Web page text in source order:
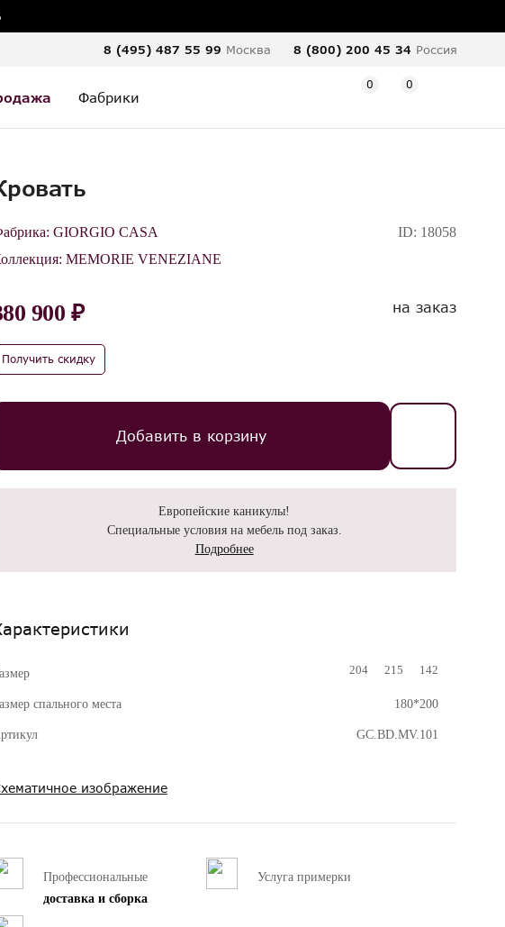
8 (495) 487 55 99 Москва 8 (800) 200 45 34 Россия
Фабрики
0 0
GIORGIO CASA
MEMORIE VENEZIANE
ID: 18058
900 ₽
Получить скидку
на заказ
Добавить в корзину
Европейские каникулы!
Специальные условия на мебель под заказ.
Подробнее
204 215 142
спального места 180*200
GC.BD.MV.101
изображение
Профессиональные
доставка и сборка
Услуга примерки